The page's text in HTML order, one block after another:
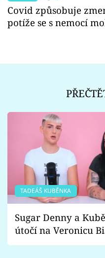
Covid způsobuje
potíže se s nemocí
TADEÁŠ KUBĚNKA
Sugar Denny a
útočí na Veronicu
Proč je podle nich